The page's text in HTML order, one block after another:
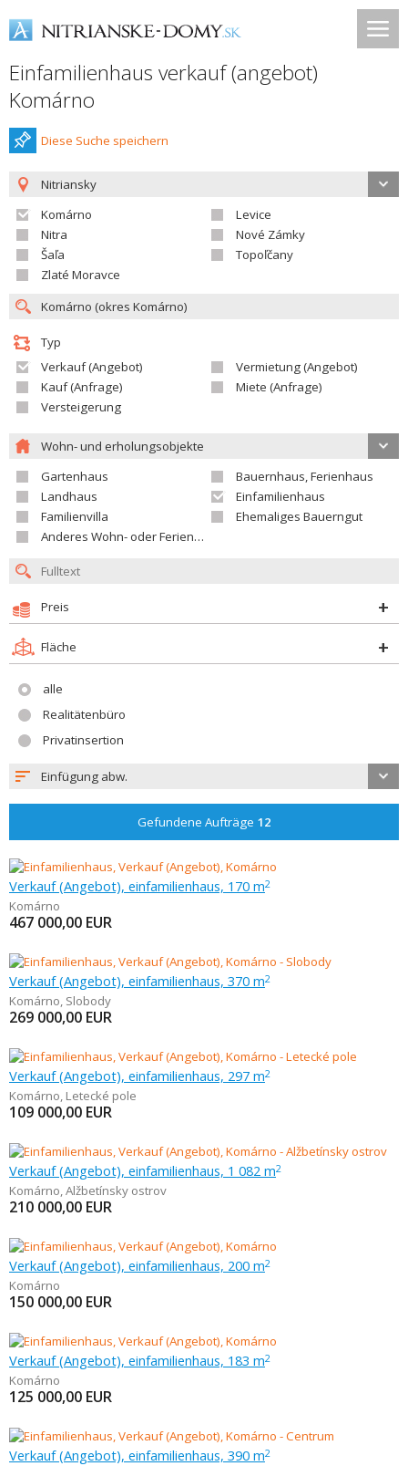
Einfamilienhaus verkauf (angebot)
Komárno
Diese Suche speichern
Nitriansky
Komárno
Levice
Nitra
Nové Zámky
Šaľa
Topoľčany
Zlaté Moravce
Typ
Verkauf (Angebot)
Vermietung (Angebot)
Kauf (Anfrage)
Miete (Anfrage)
Versteigerung
Wohn- und erholungsobjekte
Gartenhaus
Bauernhaus, Ferienhaus
Landhaus
Einfamilienhaus
Familienvilla
Ehemaliges Bauerngut
Anderes Wohn- oder Ferienobjekt
Preis
Fläche
alle
Realitätenbüro
Privatinsertion
Einfügung abw.
Gefundene Aufträge 12
Verkauf (Angebot), einfamilienhaus, 170 m2
Komárno
467 000,00 EUR
Verkauf (Angebot), einfamilienhaus, 370 m2
Komárno, Slobody
269 000,00 EUR
Verkauf (Angebot), einfamilienhaus, 297 m2
Komárno, Letecké pole
109 000,00 EUR
Verkauf (Angebot), einfamilienhaus, 1 082 m2
Komárno,Alžbetínsky ostrov
210 000,00 EUR
Verkauf (Angebot), einfamilienhaus, 200 m2
Komárno
150 000,00 EUR
Verkauf (Angebot), einfamilienhaus, 183 m2
Komárno
125 000,00 EUR
Verkauf (Angebot), einfamilienhaus, 390 m2